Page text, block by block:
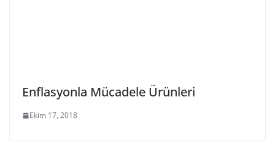
Enflasyonla Mücadele Ürünleri
Ekim 17, 2018